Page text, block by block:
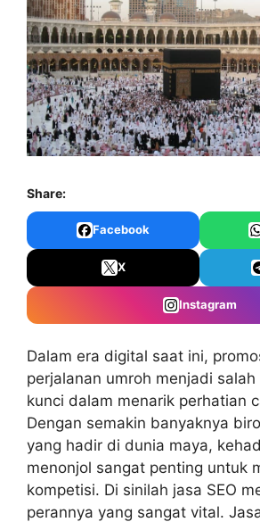
Share:
Facebook
X
Instagram
Dalam era digital saat ini,
perjalanan umroh menjadi
kunci dalam menarik perhatian
Dengan semakin banyaknya
yang hadir di dunia maya,
menonjol sangat penting untuk
kompetisi. Di sinilah jasa SEO
perannya yang sangat vital.